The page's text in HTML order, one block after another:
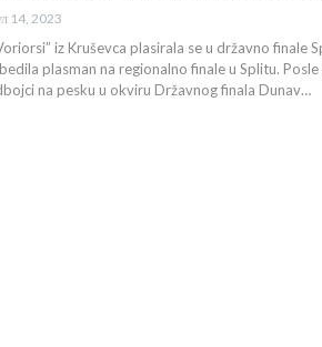
14, 2023
iz Kruševca plasirala se u državno finale
plasman na regionalno finale u Splitu. Posle
na pesku u okviru Državnog finala Dunav…